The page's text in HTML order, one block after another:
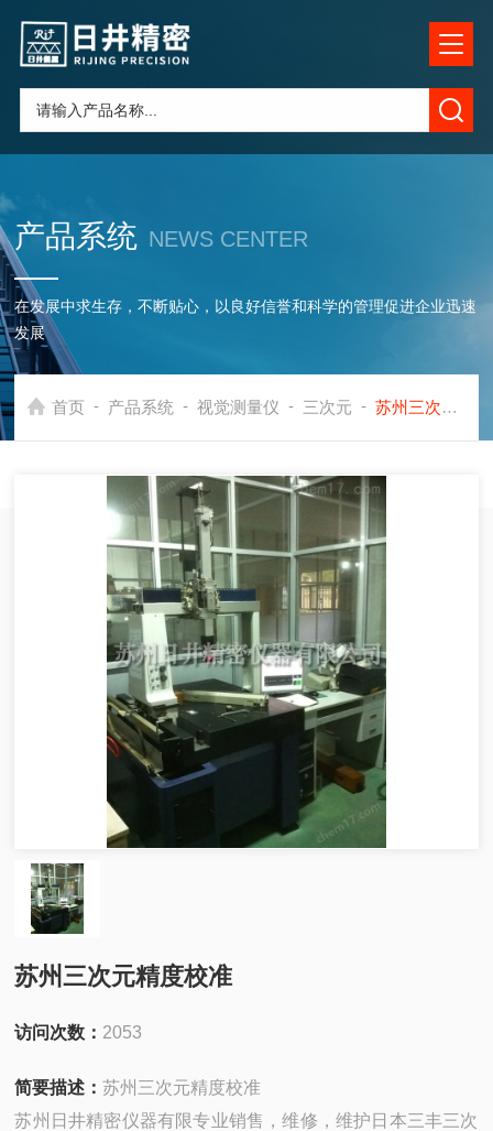
产品系统 NEWS CENTER
在发展中求生存，不断贴心，以良好信誉和科学的管理促进企业迅速
发展
首页 - 产品系统 - 视觉测量仪 - 三次元 - 苏州三次元精度校准
苏州三次元精度校准
访问次数： 2053
简要描述：苏州三次元精度校准
苏州日井精密仪器有限专业销售，维修，维护日本三丰三次